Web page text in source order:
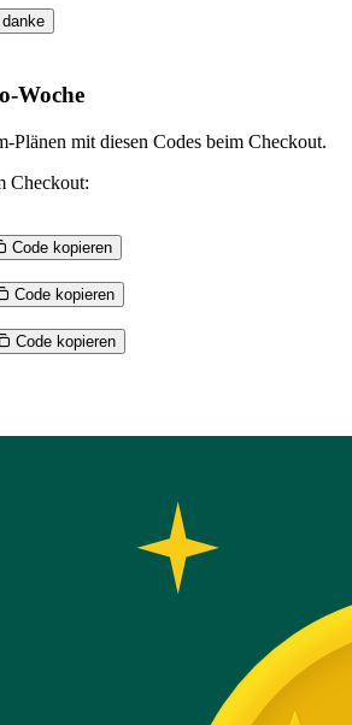
Woche
Plänen mit diesen Codes beim Checkout.
Checkout:
Code kopieren
Code kopieren
Code kopieren